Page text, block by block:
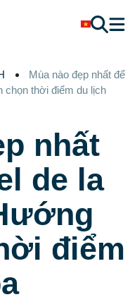
Mùa nào đẹp nhất để
chọn thời điểm du lịch
nhất
de la
điểm